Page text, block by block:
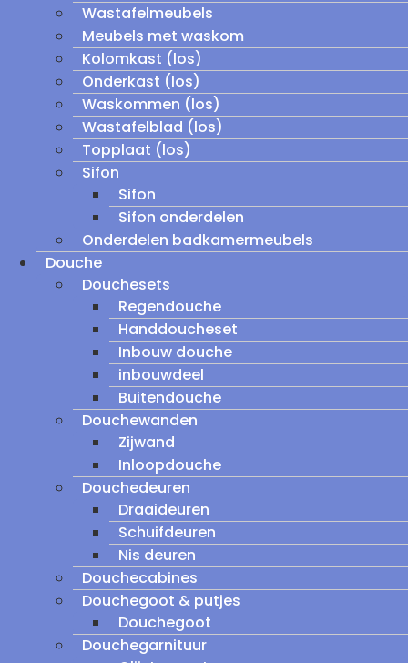
Wastafelmeubels
Meubels met waskom
Kolomkast (los)
Onderkast (los)
Waskommen (los)
Wastafelblad (los)
Topplaat (los)
Sifon
Sifon
Sifon onderdelen
Onderdelen badkamermeubels
Douche
Douchesets
Regendouche
Handdoucheset
Inbouw douche
inbouwdeel
Buitendouche
Douchewanden
Zijwand
Inloopdouche
Douchedeuren
Draaideuren
Schuifdeuren
Nis deuren
Douchecabines
Douchegoot & putjes
Douchegoot
Douchegarnituur